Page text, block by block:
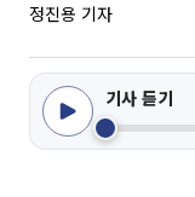
정진용 기자
기사 듣기